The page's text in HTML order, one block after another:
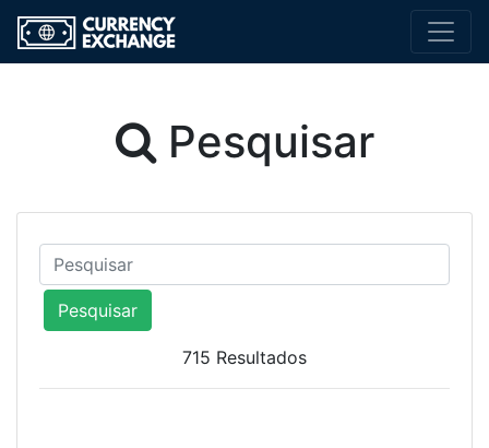
Pesquisar
Pesquisar
715 Resultados